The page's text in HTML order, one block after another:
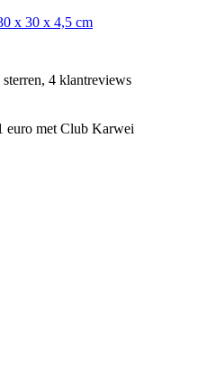
x 30 x 4,5 cm
4 klantreviews
euro met Club Karwei